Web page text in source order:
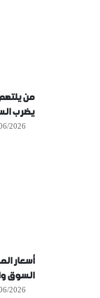
من يلتهم
يضرب
2026
أسعار
السوق
2026